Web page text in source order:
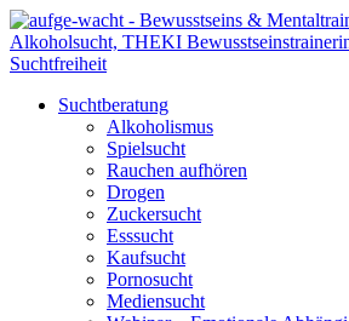
Suchtberatung
Alkoholismus
Spielsucht
Rauchen aufhören
Drogen
Zuckersucht
Esssucht
Kaufsucht
Pornosucht
Mediensucht